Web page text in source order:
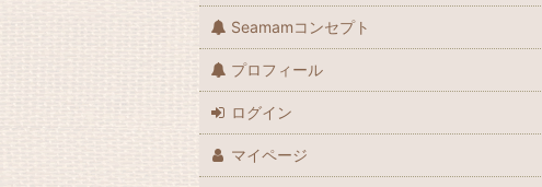
Seamamコンセプト
プロフィール
ログイン
マイページ